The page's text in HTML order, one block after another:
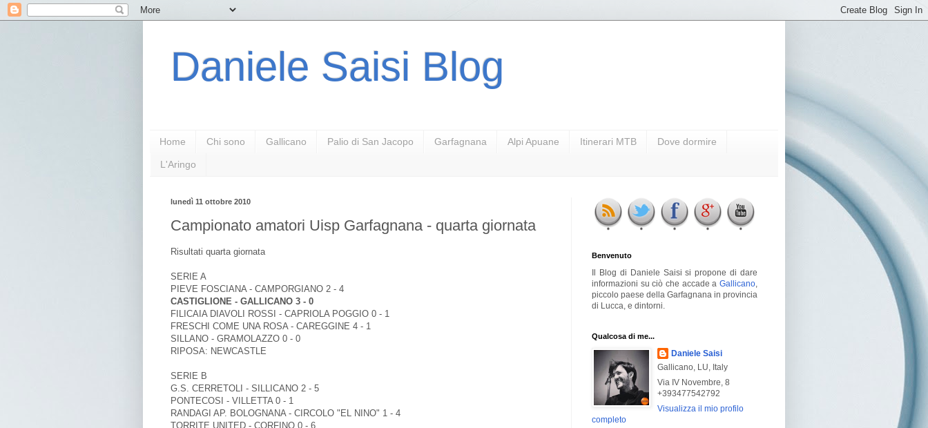
Daniele Saisi Blog
Home Chi sono Gallicano Palio di San Jacopo Garfagnana Alpi Apuane Itinerari MTB Dove dormire
L'Aringo
lunedì 11 ottobre 2010
Campionato amatori Uisp Garfagnana - quarta giornata
Risultati quarta giornata
SERIE A
PIEVE FOSCIANA - CAMPORGIANO 2 - 4
CASTIGLIONE - GALLICANO 3 - 0
FILICAIA DIAVOLI ROSSI - CAPRIOLA POGGIO 0 - 1
FRESCHI COME UNA ROSA - CAREGGINE 4 - 1
SILLANO - GRAMOLAZZO 0 - 0
RIPOSA: NEWCASTLE
SERIE B
G.S. CERRETOLI - SILLICANO 2 - 5
PONTECOSI - VILLETTA 0 - 1
RANDAGI AP. BOLOGNANA - CIRCOLO "EL NINO" 1 - 4
TORRITE UNITED - CORFINO 0 - 6
Benvenuto
Il Blog di Daniele Saisi si propone di dare
informazioni su ciò che accade a Gallicano
piccolo paese della Garfagnana in provincia
di Lucca, e dintorni.
Qualcosa di me...
Daniele Saisi
Gallicano, LU, Italy
Via IV Novembre, 8
+393477542792
Visualizza il mio profilo
completo